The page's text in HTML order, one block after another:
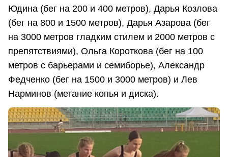
Юдина (бег на 200 и 400 метров), Дарья Козлова
(бег на 800 и 1500 метров), Дарья Азарова (бег
на 3000 метров гладким стилем и 2000 метров с
препятствиями), Ольга Короткова (бег на 100
метров с барьерами и семиборье), Александр
Федченко (бег на 1500 и 3000 метров) и Лев
Нарминов (метание копья и диска).